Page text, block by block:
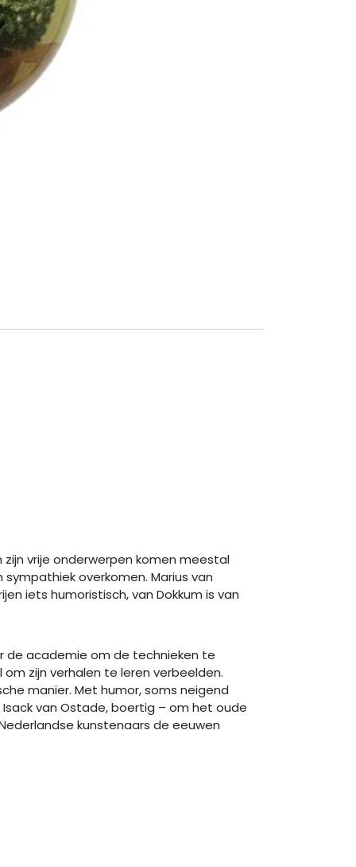
zijn vrije onderwerpen komen meestal
overkomen. Marius van
iets humoristisch, van Dokkum is van
de academie om de technieken te
zijn verhalen te leren verbeelden.
manier. Met humor, soms neigend
van Ostade, boertig – om het oude
kunstenaars de eeuwen